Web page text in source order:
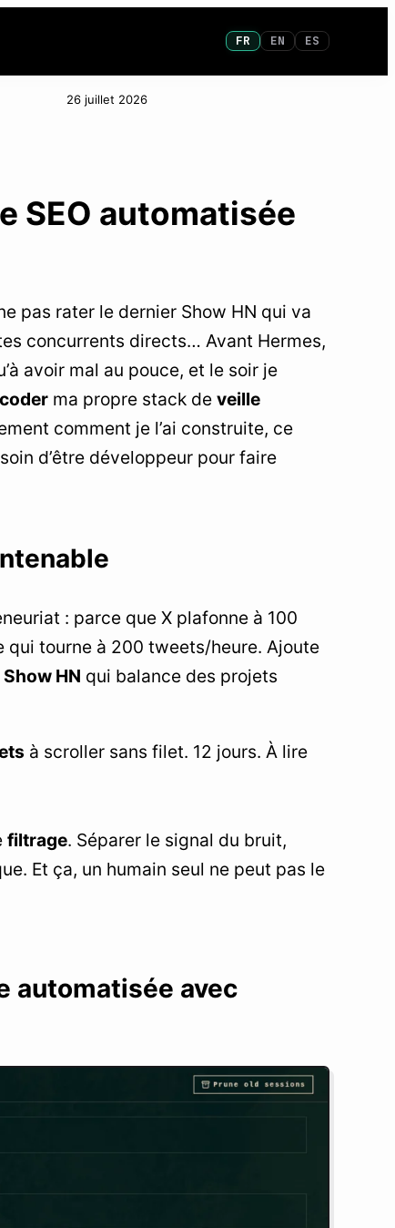
FR EN ES
26 juillet 2026
SEO automatisée
pas rater le dernier Show HN qui va
concurrents directs… Avant Hermes,
avoir mal au pouce, et le soir je
ma propre stack de veille
comment je l’ai construite, ce
d’être développeur pour faire
: parce que X plafonne à 100
qui tourne à 200 tweets/heure. Ajoute
Show HN qui balance des projets
à scroller sans filet. 12 jours. À lire
filtrage. Séparer le signal du bruit,
Et ça, un humain seul ne peut pas le
automatisée avec